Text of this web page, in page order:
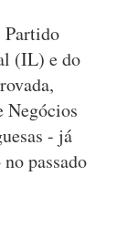
(IL) e do
Negócios
- já
passado